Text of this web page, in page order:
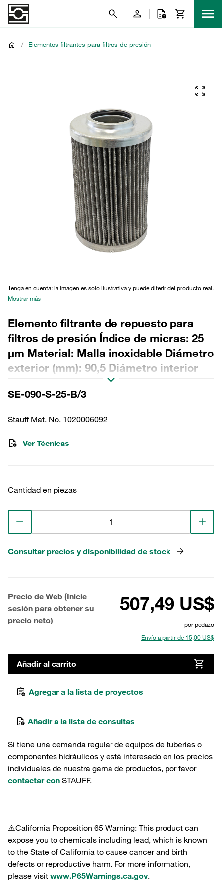
/ Elementos filtrantes para filtros de presión
Tenga en cuenta: la imagen es solo ilustrativa y puede diferir del producto real.
Mostrar más
Elemento filtrante de repuesto para
filtros de presión Índice de micras: 25
µm Material: Malla inoxidable Diámetro
exterior (mm): 90,5 Diámetro interior
(mm): 48,5 Longitud (mm): 164 Sellado:
NBR, relación β >2
SE-090-S-25-B/3
Stauff Mat. No. 1020006092
Ver Técnicas
Cantidad en piezas
Consultar precios y disponibilidad de stock
Precio de Web (Inicie
sesión para obtener su
precio neto)
507,49 US$
por pedazo
Envío a partir de 15,00 US$
Añadir al carrito
Agregar a la lista de proyectos
Añadir a la lista de consultas
Si tiene una demanda regular de equipos de tuberías o
componentes hidráulicos y está interesado en los precios
individuales de nuestra gama de productos, por favor
contactar con STAUFF.
⚠️California Proposition 65 Warning: This product can
expose you to chemicals including lead, which is known
to the State of California to cause cancer and birth
defects or reproductive harm. For more information,
please visit www.P65Warnings.ca.gov.